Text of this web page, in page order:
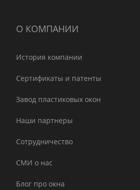
О КОМПАНИИ
История компании
Сертификаты и патенты
Завод пластиковых окон
Наши партнеры
Сотрудничество
СМИ о нас
Блог про окна